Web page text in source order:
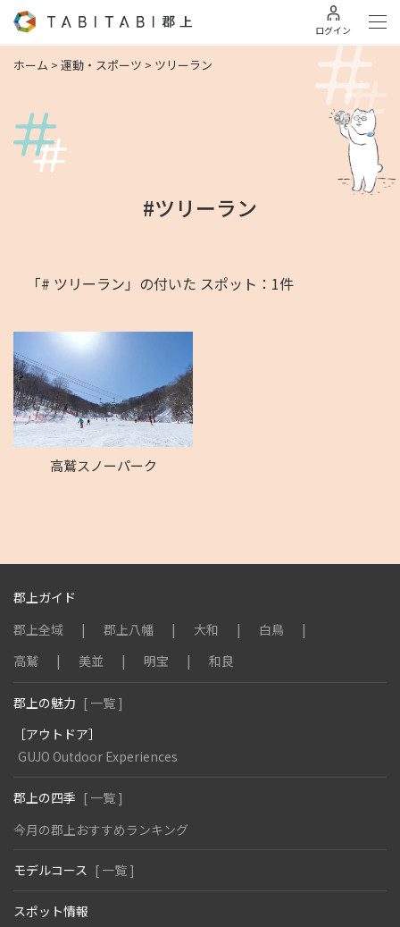
ログイン
ホーム > 運動・スポーツ > ツリーラン
#ツリーラン
「# ツリーラン」の付いた スポット：1件
高鷲スノーパーク
郡上ガイド
郡上全域
郡上八幡 大和
白鳥
高鷲
美並 明宝 和良
郡上の魅力 [ 一覧 ]
［アウトドア］
GUJO Outdoor Experiences
郡上の四季 [ 一覧 ]
今月の郡上おすすめランキング
モデルコース [ 一覧 ]
スポット情報